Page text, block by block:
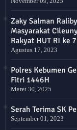
Zaky Salman
Masyarakat
Rakyat HUT RI ke
Agustus 17, 2023
Polres Kebumen
Fitri 1446H
Maret 30, 2025
Serah Terima SK
September 01, 2023